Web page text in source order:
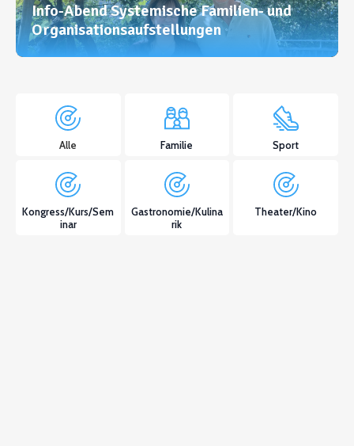
Info-Abend Systemische Familien- und
Organisationsaufstellungen
Alle Familie Sport
Kongress/Kurs/Sem
inar
Gastronomie/Kulina
rik
Theater/Kino